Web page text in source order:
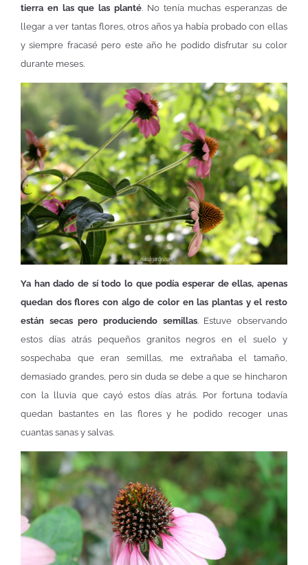
tierra en las que las planté. No tenía muchas esperanzas de
llegar a ver tantas flores, otros años ya había probado con ellas
y siempre fracasé pero este año he podido disfrutar su color
durante meses.
Ya han dado de sí todo lo que podía esperar de ellas, apenas
quedan dos flores con algo de color en las plantas y el resto
están secas pero produciendo semillas. Estuve observando
estos días atrás pequeños granitos negros en el suelo y
sospechaba que eran semillas, me extrañaba el tamaño,
demasiado grandes, pero sin duda se debe a que se hincharon
con la lluvia que cayó estos días atrás. Por fortuna todavía
quedan bastantes en las flores y he podido recoger unas
cuantas sanas y salvas.